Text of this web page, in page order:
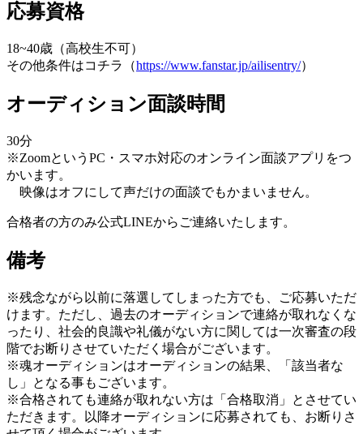
応募資格
18~40歳（高校生不可）
その他条件はコチラ（https://www.fanstar.jp/ailisentry/）
オーディション面談時間
30分
※ZoomというPC・スマホ対応のオンライン面談アプリをつ
かいます。
映像はオフにして声だけの面談でもかまいません。
合格者の方のみ公式LINEからご連絡いたします。
備考
※残念ながら以前に落選してしまった方でも、ご応募いただ
けます。ただし、過去のオーディションで連絡が取れなくな
ったり、社会的良識や礼儀がない方に関しては一次審査の段
階でお断りさせていただく場合がございます。
※魂オーディションはオーディションの結果、「該当者な
し」となる事もございます。
※合格されても連絡が取れない方は「合格取消」とさせてい
ただきます。以降オーディションに応募されても、お断りさ